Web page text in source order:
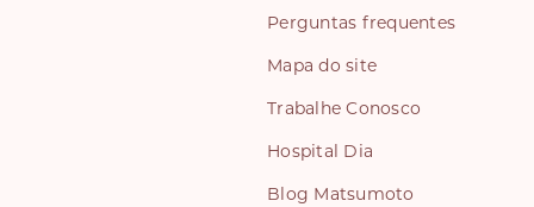
Perguntas frequentes
Mapa do site
Trabalhe Conosco
Hospital Dia
Blog Matsumoto